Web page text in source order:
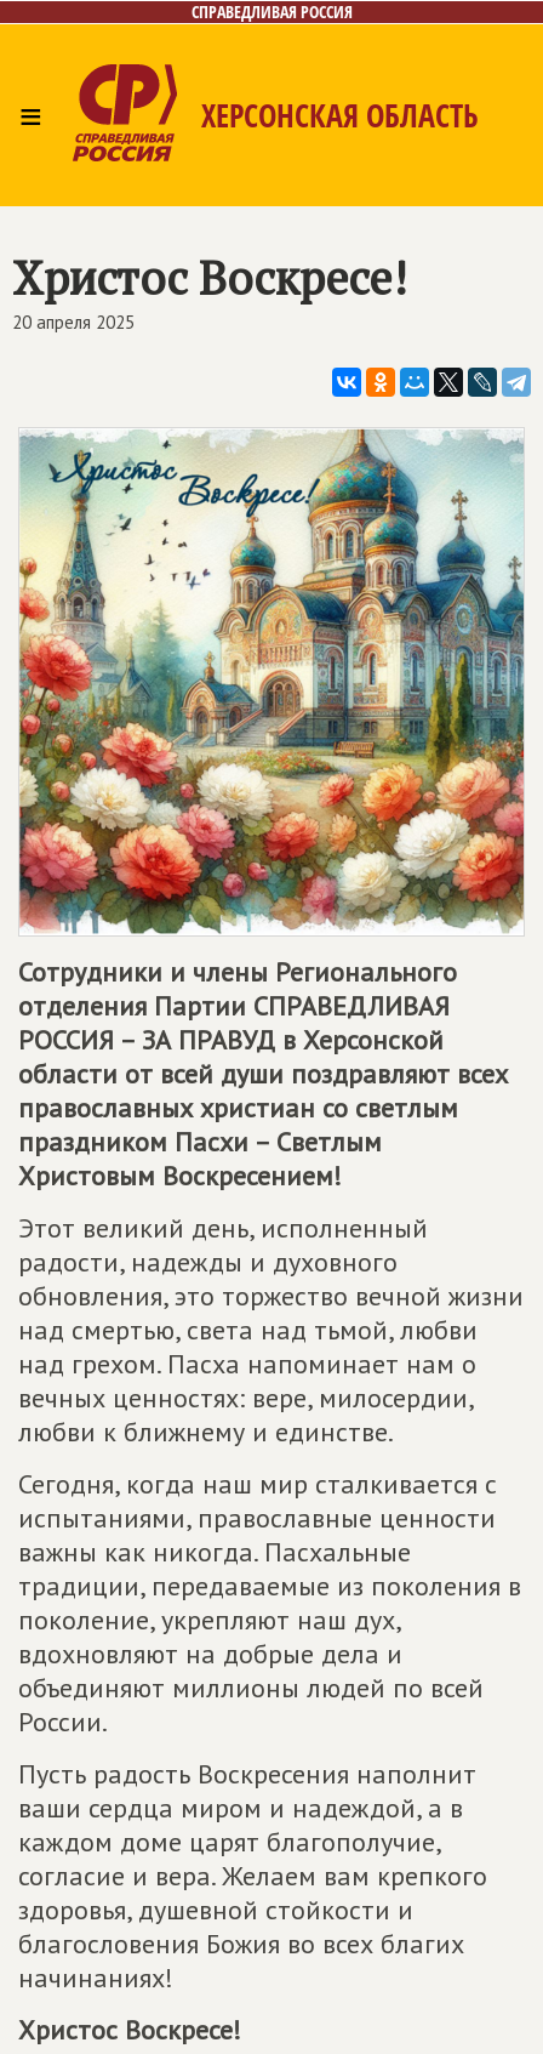
СПРАВЕДЛИВАЯ РОССИЯ
≡ ХЕРСОНСКАЯ ОБЛАСТЬ
Христос Воскресе!
20 апреля 2025
Сотрудники и члены Регионального
отделения Партии СПРАВЕДЛИВАЯ
РОССИЯ – ЗА ПРАВУД в Херсонской
области от всей души поздравляют всех
православных христиан со светлым
праздником Пасхи – Светлым
Христовым Воскресением!
Этот великий день, исполненный
радости, надежды и духовного
обновления, это торжество вечной жизни
над смертью, света над тьмой, любви
над грехом. Пасха напоминает нам о
вечных ценностях: вере, милосердии,
любви к ближнему и единстве.
Сегодня, когда наш мир сталкивается с
испытаниями, православные ценности
важны как никогда. Пасхальные
традиции, передаваемые из поколения в
поколение, укрепляют наш дух,
вдохновляют на добрые дела и
объединяют миллионы людей по всей
России.
Пусть радость Воскресения наполнит
ваши сердца миром и надеждой, а в
каждом доме царят благополучие,
согласие и вера. Желаем вам крепкого
здоровья, душевной стойкости и
благословения Божия во всех благих
начинаниях!
Христос Воскресе!